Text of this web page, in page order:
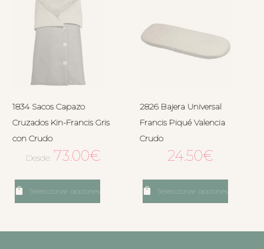
1834 Sacos Capazo
Cruzados Kin-Francis Gris
con Crudo
Desde: 73.00€
Seleccionar opciones
2826 Bajera Universal
Francis Piqué Valencia
Crudo
24.50€
Seleccionar opciones